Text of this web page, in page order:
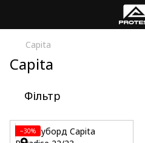
Capita
Capita
Фільтр
−30%